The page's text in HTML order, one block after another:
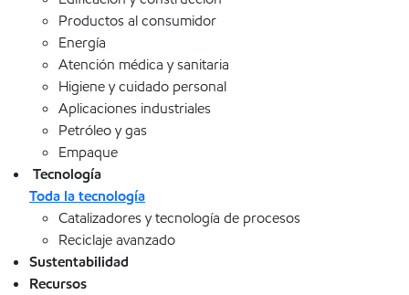
Productos al consumidor
Energía
Atención médica y sanitaria
Higiene y cuidado personal
Aplicaciones industriales
Petróleo y gas
Empaque
Tecnología
Toda la tecnología
Catalizadores y tecnología de procesos
Reciclaje avanzado
Sustentabilidad
Recursos